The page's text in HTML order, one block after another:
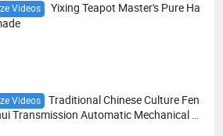
Videos
Yixing Teapot Master's Pure Ha
Videos
Traditional Chinese Culture Fen
Transmission Automatic Mechanical W